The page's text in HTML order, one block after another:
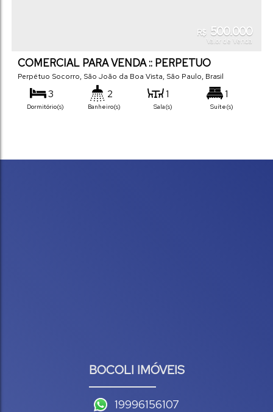
R$ 500.000
Valor de Venda
COMERCIAL PARA VENDA :: PERPETUO
SOCORRO
Perpétuo Socorro, São João da Boa Vista, São Paulo, Brasil
3
Dormitório(s)
2
Banheiro(s)
1
Sala(s)
1
Suíte(s)
BOCOLI IMÓVEIS
19996156107